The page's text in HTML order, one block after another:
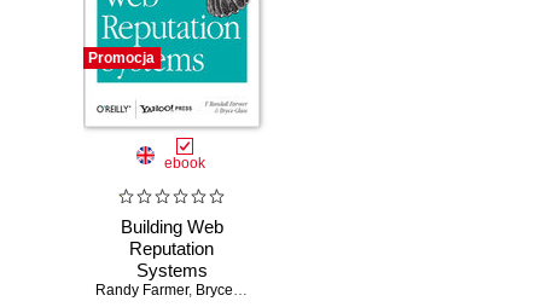
Promocja
ebook
Building Web
Reputation
Systems
Randy Farmer, Bryce Glass